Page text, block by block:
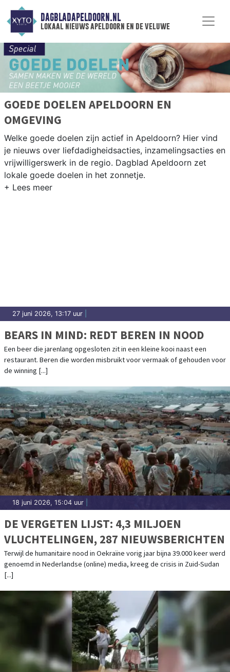
DAGBLADAPELDOORN.NL
lokaal nieuws apeldoorn en de veluwe
GOEDE DOELEN APELDOORN EN
OMGEVING
Welke goede doelen zijn actief in Apeldoorn? Hier vind
je nieuws over liefdadigheidsacties, inzamelingsacties en
vrijwilligerswerk in de regio. Dagblad Apeldoorn zet
lokale goede doelen in het zonnetje.
27 juni 2026, 13:17 uur
BEARS IN MIND: REDT BEREN IN NOOD
Een beer die jarenlang opgesloten zit in een kleine kooi naast een
restaurant. Beren die worden misbruikt voor vermaak of gehouden voor
de winning [...]
18 juni 2026, 15:04 uur
DE VERGETEN LIJST: 4,3 MILJOEN
VLUCHTELINGEN, 287 NIEUWSBERICHTEN
Terwijl de humanitaire nood in Oekraïne vorig jaar bijna 39.000 keer werd
genoemd in Nederlandse (online) media, kreeg de crisis in Zuid-Sudan
[...]